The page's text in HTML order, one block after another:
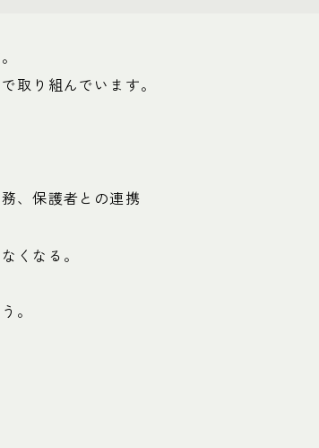
取り組んでいます。
、保護者との連携
くなる。
。